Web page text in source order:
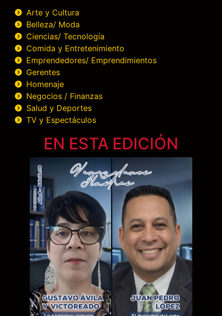
Arte y Cultura
Belleza/ Moda
Ciencias/ Tecnología
Comida y Entretenimiento
Emprendedores/ Emprendimientos
Gerentes
Homenaje
Negocios / Finanzas
Salud y Deportes
TV y Espectáculos
EN ESTA EDICIÓN